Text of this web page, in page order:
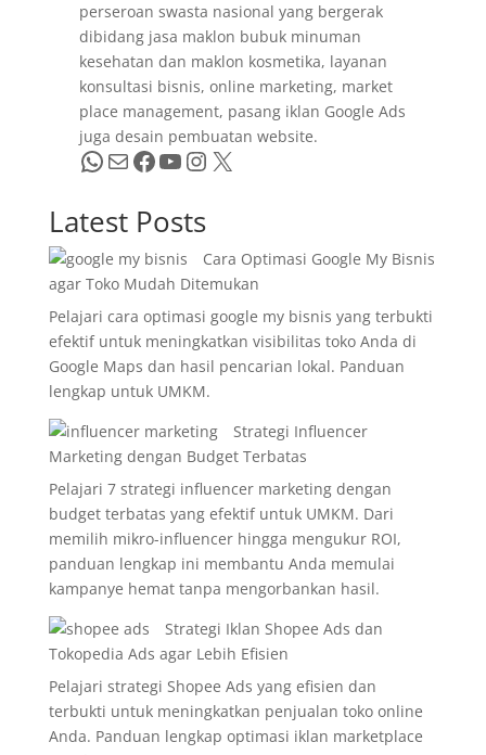
perseroan swasta nasional yang bergerak
dibidang jasa maklon bubuk minuman
kesehatan dan maklon kosmetika, layanan
konsultasi bisnis, online marketing, market
place management, pasang iklan Google Ads
juga desain pembuatan website.
WhatsApp Mail Facebook YouTube InstagramX
Latest Posts
Cara Optimasi Google My Bisnis
agar Toko Mudah Ditemukan
Pelajari cara optimasi google my bisnis yang terbukti
efektif untuk meningkatkan visibilitas toko Anda di
Google Maps dan hasil pencarian lokal. Panduan
lengkap untuk UMKM.
Strategi Influencer
Marketing dengan Budget Terbatas
Pelajari 7 strategi influencer marketing dengan
budget terbatas yang efektif untuk UMKM. Dari
memilih mikro-influencer hingga mengukur ROI,
panduan lengkap ini membantu Anda memulai
kampanye hemat tanpa mengorbankan hasil.
Strategi Iklan Shopee Ads dan
Tokopedia Ads agar Lebih Efisien
Pelajari strategi Shopee Ads yang efisien dan
terbukti untuk meningkatkan penjualan toko online
Anda. Panduan lengkap optimasi iklan marketplace